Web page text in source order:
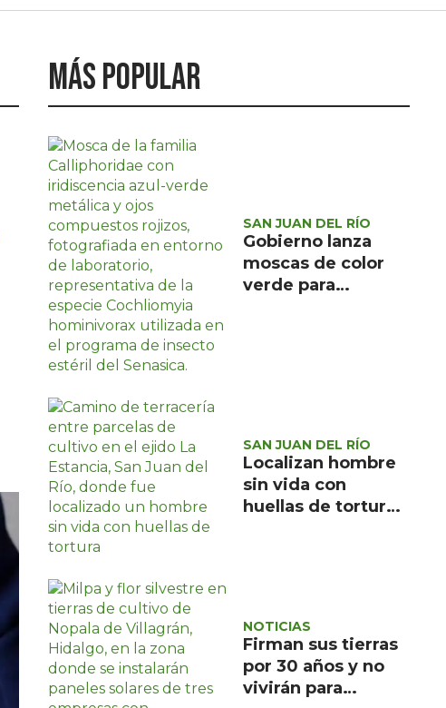
Más popular
SAN JUAN DEL RÍO
Gobierno lanza
moscas de color
verde para
SAN JUAN DEL RÍO
Localizan hombre
sin vida con
huellas de tortura
NOTICIAS
Firman sus tierras
por 30 años y no
vivirán para